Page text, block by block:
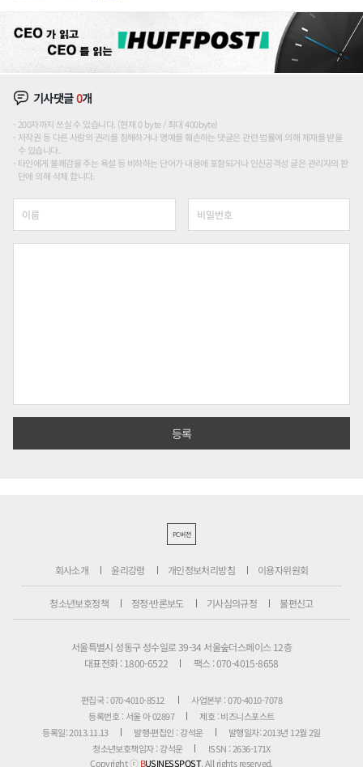
기사댓글0개
200자까지 쓰실 수 있습니다. (현재 0 byte / 최대 400byte)
저작권 등 다른 사람의 권리를 침해하거나 명예를 훼손하는 댓글은 관련 법률에 의해 제재를 받을
수 있습니다.
타인에게 불쾌감을 주는 욕설 등 비하하는 단어가 내용에 포함되거나 인신공격성 글은 관리자의 판
단에 의해 삭제 합니다.
PC버전
회사소개 윤리강령 개인정보처리방침 이용자위원회
청소년보호정책 정정·반론보도 기사심의규정 불편신고
서울특별시 성동구 성수일로 39-34 서울숲더스페이스 12층
대표전화 : 1800-6522
팩스 : 070-4015-8658
편집국 : 070-4010-8512
사업본부 : 070-4010-7078
등록번호 : 서울 아 02897
제호 : 비즈니스포스트
등록일: 2013.11.13
발행·편집인 : 강석운
발행일자: 2013년 12월 2일
청소년보호책임자 : 강석운
ISSN : 2636-171X
Copyright ⓒBUSINESSPOST. All rights reserved.